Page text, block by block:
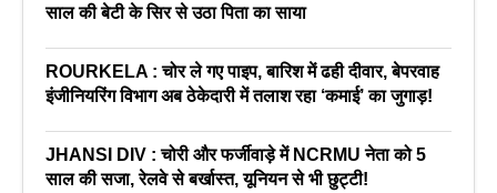
साल की बेटी के सिर से उठा पिता का साया
ROURKELA : चोर ले गए पाइप, बारिश में ढही दीवार, बेपरवाह
इंजीनियरिंग विभाग अब ठेकेदारी में तलाश रहा ‘कमाई’ का जुगाड़!
JHANSI DIV : चोरी और फर्जीवाड़े में NCRMU नेता को 5
साल की सजा, रेलवे से बर्खास्त, यूनियन से भी छुट्टी!